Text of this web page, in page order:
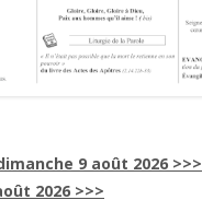
9 août 2026 >>>
2026 >>>